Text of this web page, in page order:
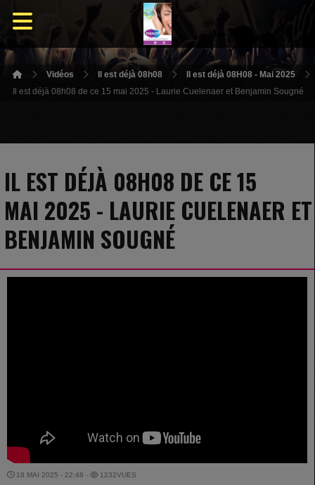
Vidéos Il est déjà 08h08
Il est déjà 08H08 - Mai 2025
Il est déjà 08h08 de ce 15 mai 2025 - Laurie Cuelenaer et Benjamin Sougné
IL EST DÉJÀ 08H08 DE CE 15
MAI 2025 - LAURIE CUELENAER ET
BENJAMIN SOUGNÉ
18 MAI 2025 - 22:48 - 1232VUES